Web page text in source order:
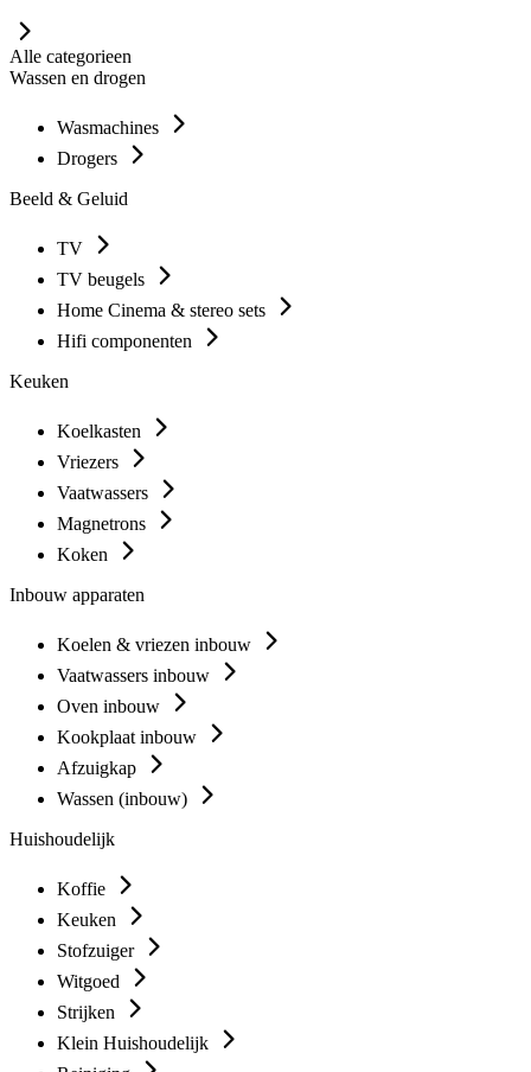
Alle categorieen
Wassen en drogen
Wasmachines
Drogers
Beeld & Geluid
TV
TV beugels
Home Cinema & stereo sets
Hifi componenten
Keuken
Koelkasten
Vriezers
Vaatwassers
Magnetrons
Koken
Inbouw apparaten
Koelen & vriezen inbouw
Vaatwassers inbouw
Oven inbouw
Kookplaat inbouw
Afzuigkap
Wassen (inbouw)
Huishoudelijk
Koffie
Keuken
Stofzuiger
Witgoed
Strijken
Klein Huishoudelijk